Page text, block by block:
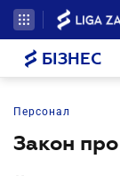
БІЗНЕС
Персонал
Закон